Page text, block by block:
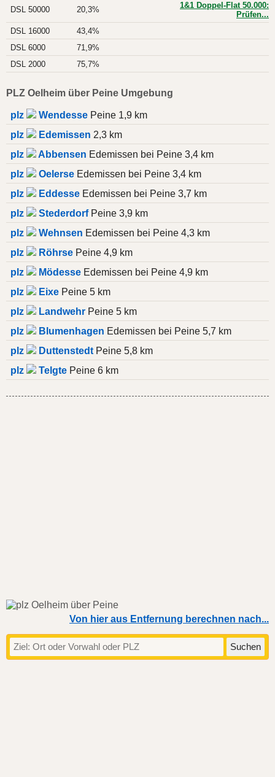
DSL 50000 20,3%
1&1 Doppel-Flat 50.000:
Prüfen...
DSL 16000
43,4%
DSL 6000
71,9%
DSL 2000
75,7%
PLZ Oelheim über Peine Umgebung
plz Wendesse Peine 1,9 km
plz
Edemissen 2,3 km
plz
Abbensen Edemissen bei Peine 3,4 km
plz
Oelerse Edemissen bei Peine 3,4 km
plz
Eddesse Edemissen bei Peine 3,7 km
plz
StederdorfPeine 3,9 km
plz
Wehnsen Edemissen bei Peine 4,3 km
plz
Röhrse Peine 4,9 km
plz
Mödesse Edemissen bei Peine 4,9 km
plz
Eixe Peine 5 km
plz
Landwehr Peine 5 km
plz
Blumenhagen Edemissen bei Peine 5,7 km
plz
Duttenstedt Peine 5,8 km
plz
Telgte Peine 6 km
Von hier aus Entfernung berechnen nach...